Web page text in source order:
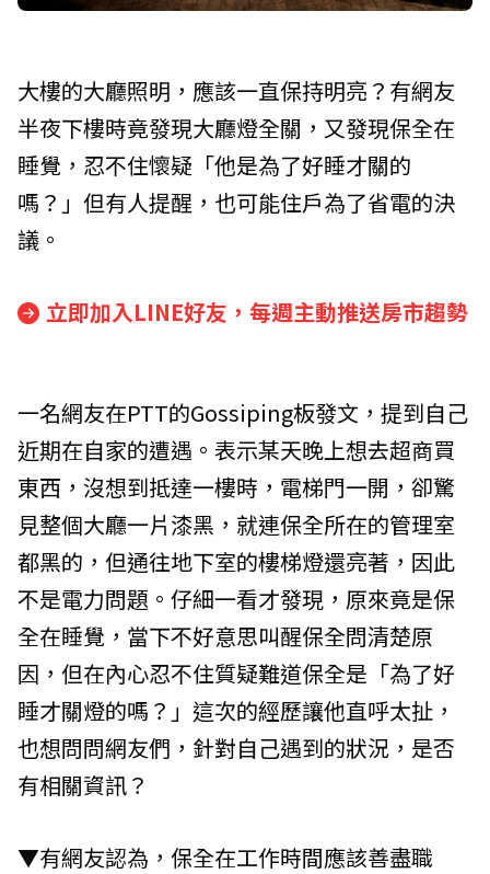
大樓的大廳照明，應該一直保持明亮？有網友
半夜下樓時竟發現大廳燈全關，又發現保全在
睡覺，忍不住懷疑「他是為了好睡才關的
嗎？」但有人提醒，也可能住戶為了省電的決
議。
立即加入LINE好友，每週主動推送房市趨勢
一名網友在PTT的Gossiping板發文，提到自己
近期在自家的遭遇。表示某天晚上想去超商買
東西，沒想到抵達一樓時，電梯門一開，卻驚
見整個大廳一片漆黑，就連保全所在的管理室
都黑的，但通往地下室的樓梯燈還亮著，因此
不是電力問題。仔細一看才發現，原來竟是保
全在睡覺，當下不好意思叫醒保全問清楚原
因，但在內心忍不住質疑難道保全是「為了好
睡才關燈的嗎？」這次的經歷讓他直呼太扯，
也想問問網友們，針對自己遇到的狀況，是否
有相關資訊？
▼有網友認為，保全在工作時間應該善盡職